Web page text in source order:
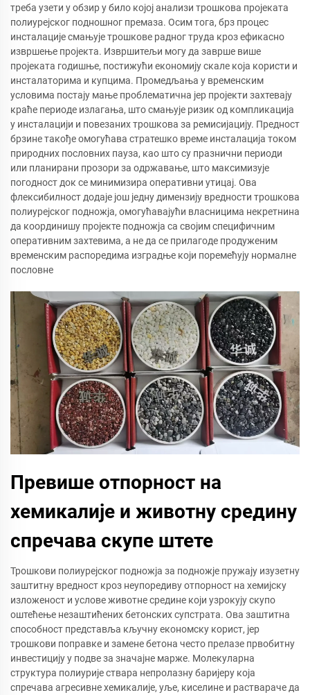
треба узети у обзир у било којој анализи трошкова пројеката
полиурејског подношног премаза. Осим тога, брз процес
инсталације смањује трошкове радног труда кроз ефикасно
извршење пројекта. Извршитељи могу да заврше више
пројеката годишње, постижући економију скале која користи и
инсталаторима и купцима. Промедљања у временским
условима постају мање проблематична јер пројекти захтевају
краће периоде излагања, што смањује ризик од компликација
у инсталацији и повезаних трошкова за ремисијацију. Предност
брзине такође омогућава стратешко време инсталација током
природних пословних пауза, као што су празнични периоди
или планирани прозори за одржавање, што максимизује
погодност док се минимизира оперативни утицај. Ова
флексибилност додаје још једну димензију вредности трошкова
полиурејског подножја, омогућавајући власницима некретнина
да координишу пројекте подножја са својим специфичним
оперативним захтевима, а не да се прилагоде продуженим
временским распоредима изградње који поремећују нормалне
пословне
Превише отпорност на
хемикалије и животну средину
спречава скупе штете
Трошкови полиурејског подножја за подножје пружају изузетну
заштитну вредност кроз неупоредиву отпорност на хемијску
изложеност и услове животне средине који узрокују скупо
оштећење незаштићених бетонских супстрата. Ова заштитна
способност представља кључну економску корист, јер
трошкови поправке и замене бетона често прелазе првобитну
инвестицију у подве за значајне марже. Молекуларна
структура полиурије ствара непролазну баријеру која
спречава агресивне хемикалије, уље, киселине и раствараче да